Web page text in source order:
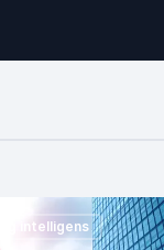
intelligens